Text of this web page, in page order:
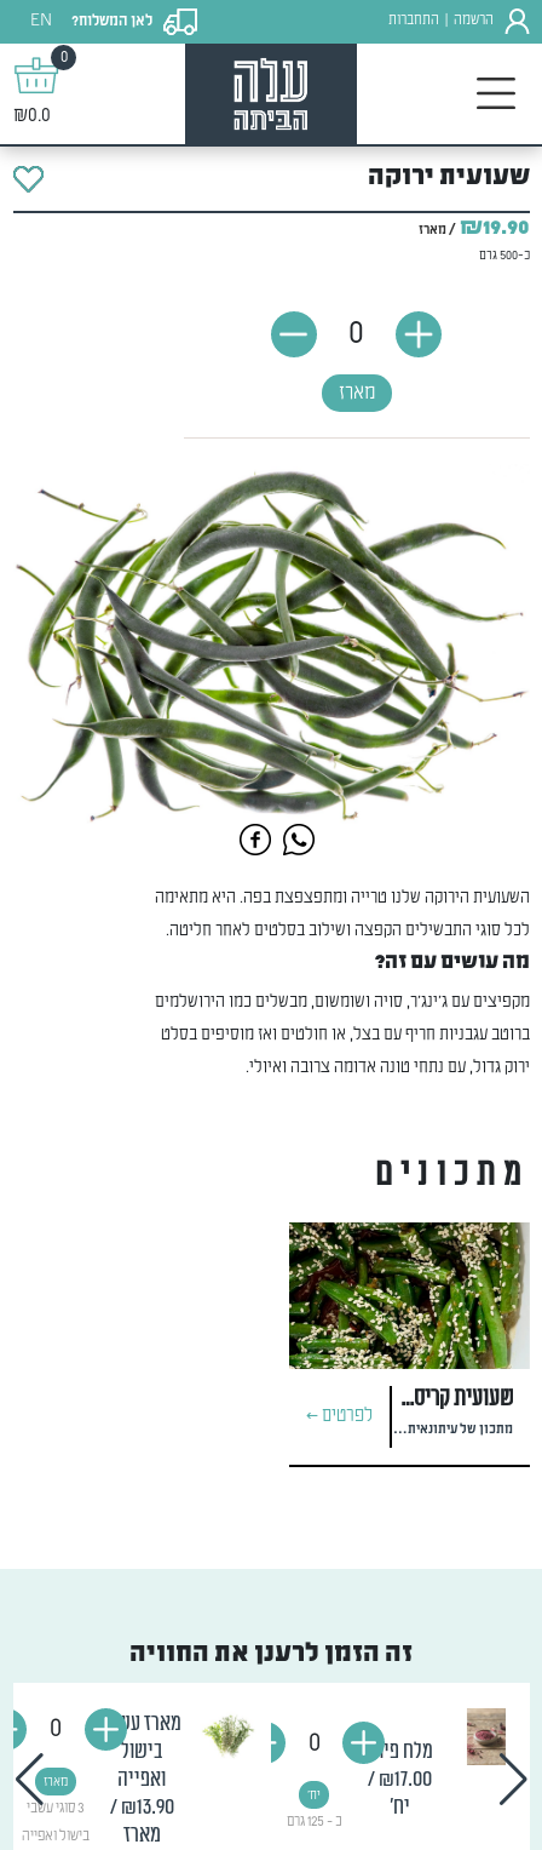
הרשמה התחברות לאן המשלוח?
EN
0
₪0.0
שעועית ירוקה
₪19.90 / מארז
כ-500 גרם
מארז
0
השעועית הירוקה שלנו טרייה ומתפצפצת בפה. היא מתאימה
לכל סוגי התבשילים הקפצה ושילוב בסלטים לאחר חליטה.
מה עושים עם זה?
מקפיצים עם ג'ינג'ר, סויה ושומשום, מבשלים כמו הירושלמים
ברוטב עגבניות חריף עם בצל, או חולטים ואז מוסיפים בסלט
ירוק גדול, עם נתחי טונה אדומה צרובה ואיולי.
מתכונים
שעועית קריספית ברוטב אוממי
מתכון של עיתונאית האוכל יעל רייף #yael.reif
לפרטים >
זה הזמן לרענן את החוויה
מלח פיות
₪17.00
/
יח'
כ - 125 גרם
יח'
0
מארז עשבי
בישול
ואפייה
₪13.90
/
מארז
3 סוגי עשבי
בישול ואפייה
מארז
0